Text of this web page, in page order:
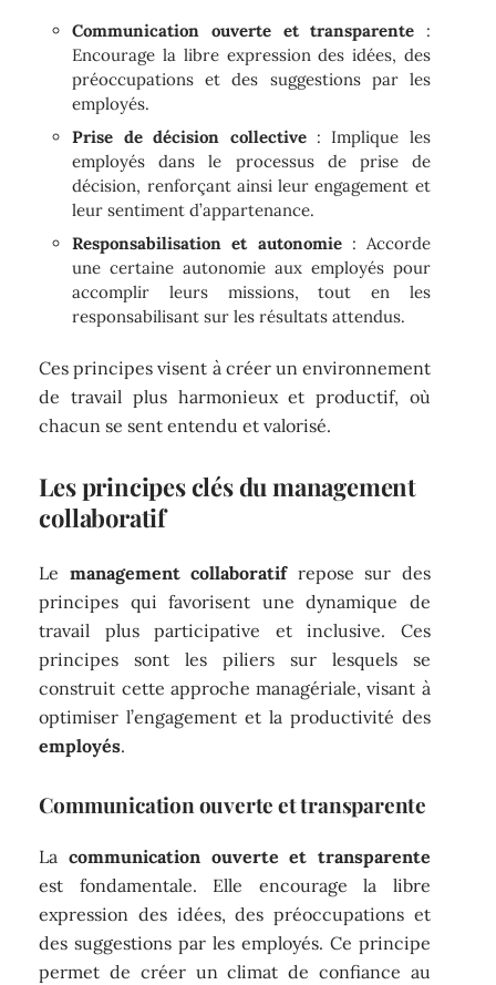
Communication ouverte et transparente :
Encourage la libre expression des idées, des
préoccupations et des suggestions par les
employés.
Prise de décision collective: Implique les
employés dans le processus de prise de
décision, renforçant ainsi leur engagement et
leur sentiment d’appartenance.
Responsabilisation et autonomie: Accorde
une certaine autonomie aux employés pour
accomplir leurs missions, tout en les
responsabilisant sur les résultats attendus.
Ces principes visent à créer un environnement
de travail plus harmonieux et productif, où
chacun se sent entendu et valorisé.
Les principes clés du management
collaboratif
Le management collaboratifrepose sur des
principes qui favorisent une dynamique de
travail plus participative et inclusive. Ces
principes sont les piliers sur lesquels se
construit cette approche managériale, visant à
optimiser l’engagement et la productivité des
employés.
Communication ouverte et transparente
La communication ouverte et transparente
est fondamentale. Elle encourage la libre
expression des idées, des préoccupations et
des suggestions par les employés. Ce principe
permet de créer un climat de confiance au